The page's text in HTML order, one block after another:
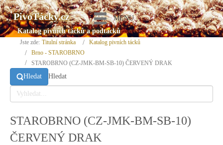
MENU
Katalog pivních tácků a podtácků
PivoTácky.cz
Jste zde: Titulní stránka
Katalog pivních tácků
Brno - STAROBRNO
STAROBRNO (CZ-JMK-BM-SB-10) ČERVENÝ DRAK
Hledat Hledat
STAROBRNO (CZ-JMK-BM-SB-10)
ČERVENÝ DRAK